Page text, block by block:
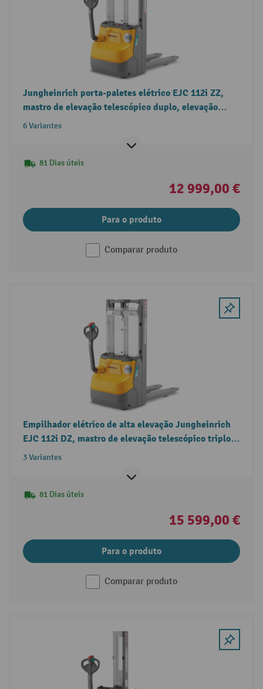
Jungheinrich porta-paletes elétrico EJC 112i ZZ,
mastro de elevação telescópico duplo, elevação
livre, capacidade de carga de 1.200 kg
6 Variantes
81 Dias úteis
12 999,00 €
Para o produto
Comparar produto
Empilhador elétrico de alta elevação Jungheinrich
EJC 112i DZ, mastro de elevação telescópico triplo,
elevação livre, carga nominal 1.200 kg
3 Variantes
81 Dias úteis
15 599,00 €
Para o produto
Comparar produto